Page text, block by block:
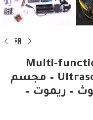
Multi-
Ultrasonic) 4WD Robot Car Kits – مجسم
– ريموت –